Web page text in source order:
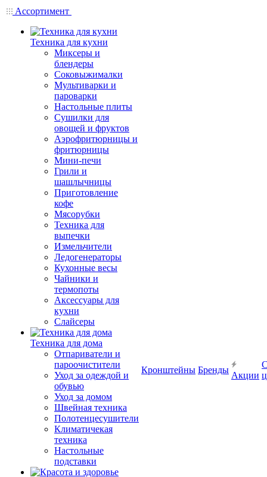
Ассортимент
Техника для кухни
Миксеры и
блендеры
Соковыжималки
Мультиварки и
пароварки
Настольные плиты
Сушилки для
овощей и фруктов
Аэрофритюрницы и
фритюрницы
Мини-печи
Грили и
шашлычницы
Приготовление
кофе
Мясорубки
Техника для
выпечки
Измельчители
Ледогенераторы
Кухонные весы
Чайники и
термопоты
Аксессуары для
кухни
Слайсеры
Техника для дома
Отпариватели и
пароочистители
Уход за одеждой и
обувью
Уход за домом
Швейная техника
Полотенцесушители
Климатичекая
техника
Настольные
подставки
Кронштейны Бренды
Акции